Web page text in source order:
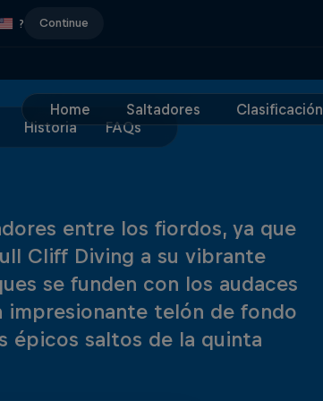
? Continue
Home Saltadores Clasificación
Historia FAQs
entre los fiordos, ya que
Cliff Diving a su vibrante
se funden con los audaces
telón de fondo
épicos saltos de la quinta